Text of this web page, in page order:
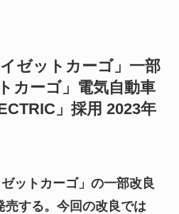
ゼットカーゴ」一部
カーゴ」電気自動車
」採用 2023年
ットカーゴ」の一部改良
売する。今回の改良では